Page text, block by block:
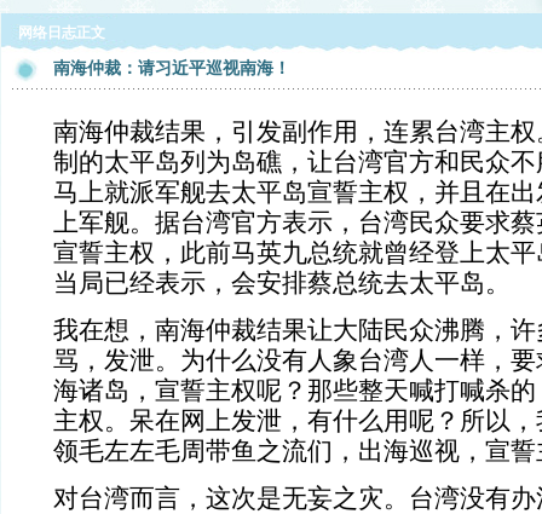
网络日志正文
南海仲裁：请习近平巡视南海！
南海仲裁结果，引发副作用，连累台湾主
制的太平岛列为岛礁，让台湾官方和民众
马上就派军舰去太平岛宣誓主权，并且在
上军舰。据台湾官方表示，台湾民众要求
宣誓主权，此前马英九总统就曾经登上太
当局已经表示，会安排蔡总统去太平岛。
我在想，南海仲裁结果让大陆民众沸腾，
骂，发泄。为什么没有人象台湾人一样，
海诸岛，宣誓主权呢？那些整天喊打喊杀
主权。呆在网上发泄，有什么用呢？所以
领毛左左毛周带鱼之流们，出海巡视，宣
对台湾而言，这次是无妄之灾。台湾没有